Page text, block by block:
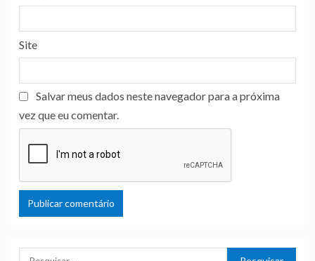
Site
Salvar meus dados neste navegador para a próxima
vez que eu comentar.